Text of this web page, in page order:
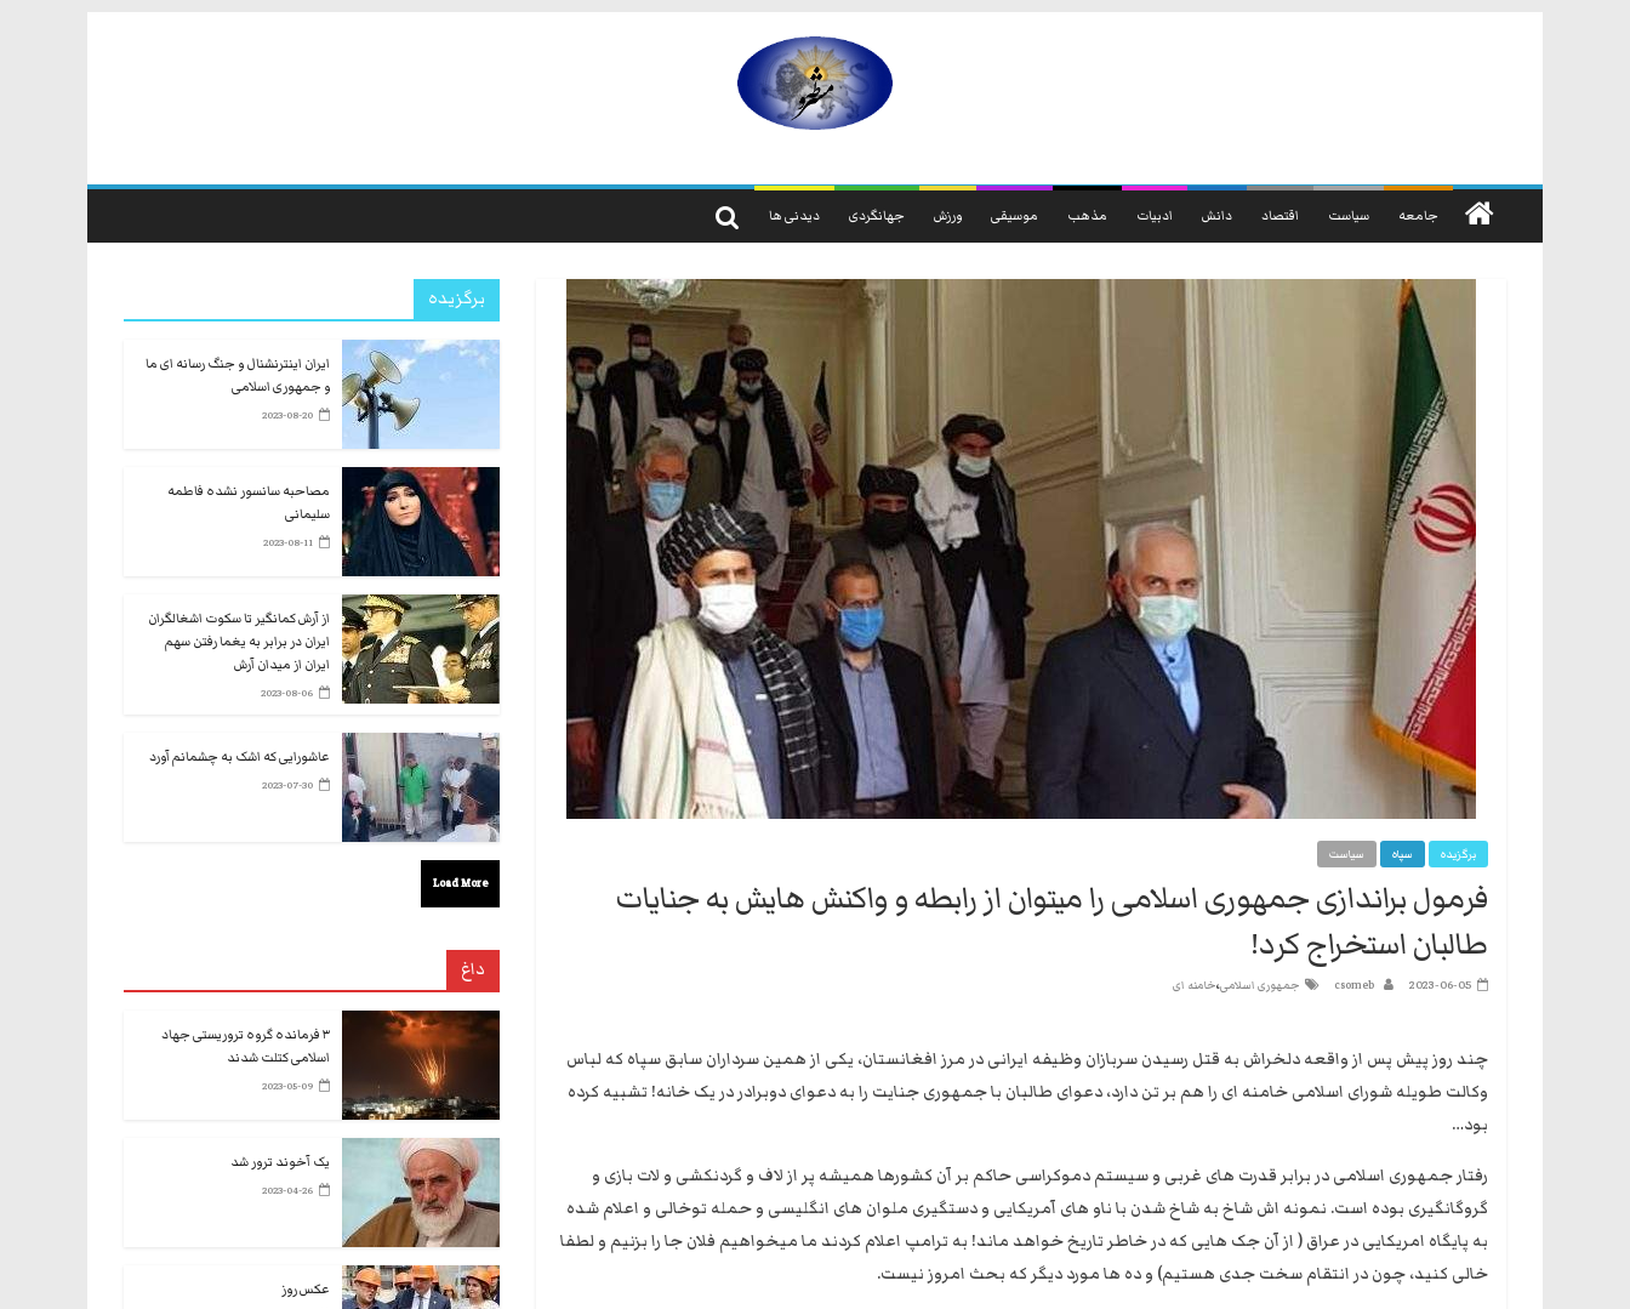
مشروطه
حزب
بلکه
شیوه
ایرانیانی
است
که
هم
به
استبداد
نه
گفتند
و
هم
به
حکومت
مشروعه
جامعه سیاست اقتصاد دانش ادبیات مذهب موسیقی ورزش جهانگردی دیدنی ها
برگزیده سپاه سیاست
فرمول براندازی جمهوری اسلامی را میتوان از رابطه و واکنش هایش به جنایات
طالبان استخراج کرد!
2023-06-05
csomeb جمهوری اسلامی،خامنه ای
چند روز پیش پس از واقعه دلخراش به قتل رسیدن سربازان وظیفه ایرانی در مرز افغانستان، یکی از همین سرداران سابق سپاه که لباس
وکالت طویله شورای اسلامی خامنه ای را هم بر تن دارد، دعوای طالبان با جمهوری جنایت را به دعوای دوبرادر در یک خانه! تشبیه کرده
بود…
رفتار جمهوری اسلامی در برابر قدرت های غربی و سیستم دموکراسی حاکم بر آن کشورها همیشه پر از لاف و گردنکشی و لات بازی و
گروگانگیری بوده است. نمونه اش شاخ به شاخ شدن با ناو های آمریکایی و دستگیری ملوان های انگلیسی و حمله توخالی و اعلام شده
به پایگاه امریکایی در عراق ( از آن جک هایی که در خاطر تاریخ خواهد ماند! به ترامپ اعلام کردند ما میخواهیم فلان جا را بزنیم و لطفا
خالی کنید، چون در انتقام سخت جدی هستیم) و ده ها مورد دیگر که بحث امروز نیست.
برگزیده
ایران اینترنشنال و جنگ رسانه ای ما
و جمهوری اسلامی
2023-08-20
مصاحبه سانسور نشده فاطمه
سلیمانی
2023-08-11
از آرش کمانگیر تا سکوت اشغالگران
ایران در برابر به یغما رفتن سهم
ایران از میدان آرش
2023-08-06
عاشورایی که اشک به چشمانم آورد
2023-07-30
Load More
داغ
۳ فرمانده گروه تروریستی جهاد
اسلامی کتلت شدند
2023-05-09
یک آخوند ترور شد
2023-04-26
عکس روز